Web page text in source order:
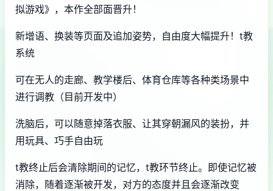
拟游戏》，本作全部面晋升！
新增语、换装等页面及追加姿势，自由度大幅提升！t教
系统
可在无人的走廊、教学楼后、体育仓库等各种类场景中
进行调教（目前开发中）
洗脑后，可以随意掉落衣服、让其穿朝漏风的装扮，并
用玩具、巧手自由玩
t教终止后会清除期间的记忆，t教环节终止。即使记忆被
消除，随着逐渐被开发，对方的态度并且会逐渐改变